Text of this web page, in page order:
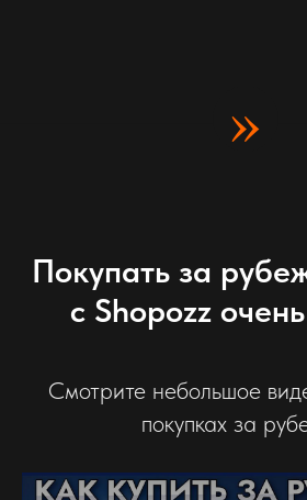
»
Покупать за
с Shopozz
Смотрите небольшое
покупках за